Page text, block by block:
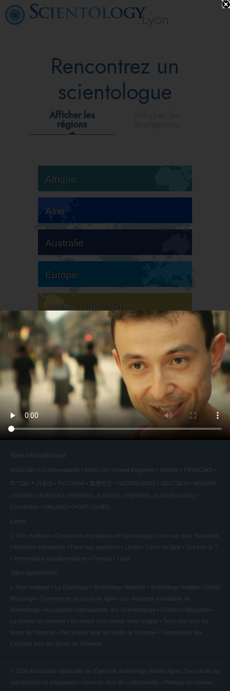
Lyon
Rencontrez un
scientologue
Afficher les
régions
Afrique
Asie
Australie
Europe
Amérique du Sud
Amérique du Nord
Sites internationaux
ENGLISH (US/International) ENGLISH (United Kingdom) DANSK FRANÇAIS
עברית 日本語 РУССКИЙ 繁體中文 NEDERLANDS DEUTSCH
MAGYAR
NORSK
SVENSKA ESPAÑOL (LATINO)
ESPAÑOL (CASTELLANO)
ΕΛΛΗΝΙΚA
ITALIANO PORTUGUÊS
Liens
L. Ron Hubbard Croyances et pratiques de Scientologie
Une voix pour l’humanité
Ministres volontaires
Foire aux questions Livres Cours en ligne
Qui suis-je ?
Informations supplémentaires
Contact Lieux
Sites apparentés
L. Ron Hubbard La Dianétique Scientology Network Scientology Religion
David
Miscavige
Commencer un cours en ligne
Les ministres volontaires de
Scientologie
Association Internationale des Scientologues
Freedom Magazine
Le chemin du bonheur
En faveur d’un monde sans drogue
Tous unis pour les
droits de l’Homme
Des jeunes pour les droits de l’Homme
Commission des
Citoyens pour les Droits de l’Homme
© 2026 Association Spirituelle de l’Église de Scientology Rhône-Alpes. Tous droits de
reproduction et d’adaptation réservés. Avis de confidentialité • Politique en matière